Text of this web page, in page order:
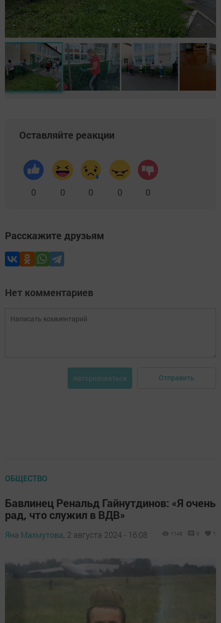
Оставляйте реакции
0 0 0 0 0
Расскажите друзьям
Нет комментариев
Авторизоваться Отправить
ОБЩЕСТВО
Бавлинец Ренальд Гайнутдинов: «Я очень
рад, что служил в ВДВ»
Яна Махмутова, 2 августа 2024 - 16:08 1145 0 1